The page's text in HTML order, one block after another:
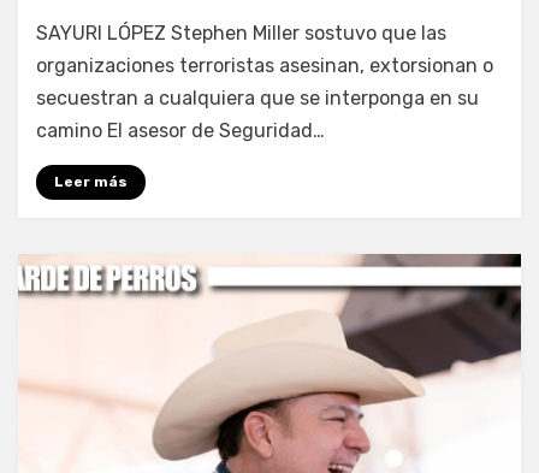
porFernando Miranda Servín
SAYURI LÓPEZ Stephen Miller sostuvo que las
organizaciones terroristas asesinan, extorsionan o
secuestran a cualquiera que se interponga en su
camino El asesor de Seguridad…
Leer más